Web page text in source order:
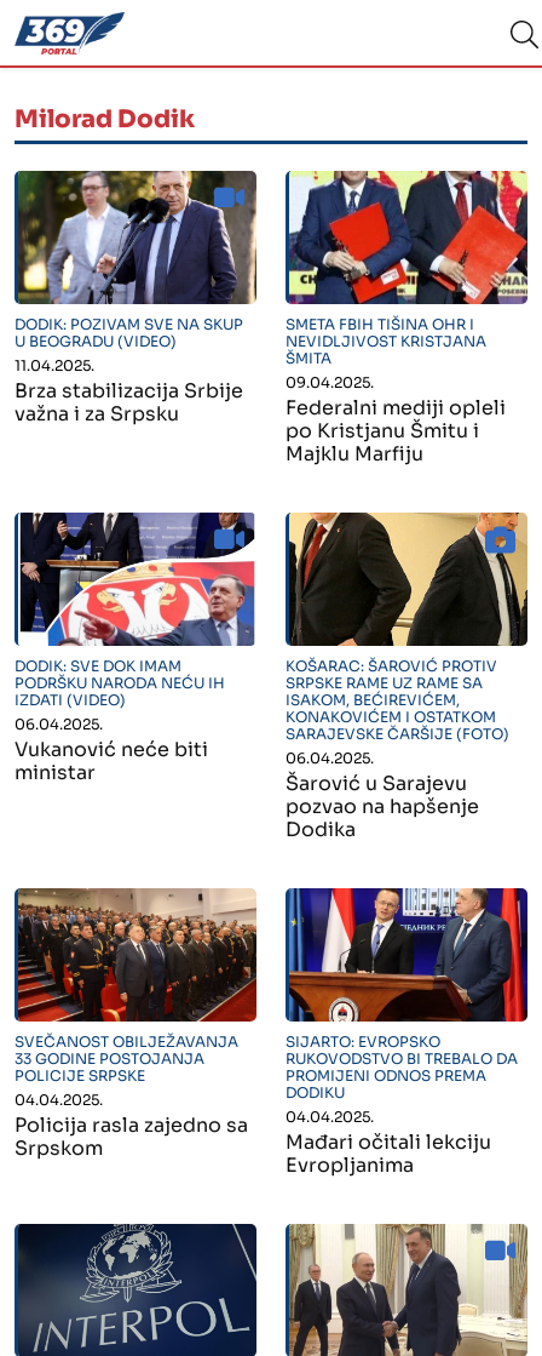
Milorad Dodik
" alt="">
DODIK: POZIVAM SVE NA SKUP
U BEOGRADU (VIDEO)
11.04.2025.
Brza stabilizacija Srbije
važna i za Srpsku
" alt="">
SMETA FBIH TIŠINA OHR I
NEVIDLJIVOST KRISTJANA
ŠMITA
09.04.2025.
Federalni mediji opleli
po Kristjanu Šmitu i
Majklu Marfiju
" alt="">
DODIK: SVE DOK IMAM
PODRŠKU NARODA NEĆU IH
IZDATI (VIDEO)
06.04.2025.
Vukanović neće biti
ministar
" alt="">
KOŠARAC: ŠAROVIĆ PROTIV
SRPSKE RAME UZ RAME SA
ISAKOM, BEĆIREVIĆEM,
KONAKOVIĆEM I OSTATKOM
SARAJEVSKE ČARŠIJE (FOTO)
06.04.2025.
Šarović u Sarajevu
pozvao na hapšenje
Dodika
" alt="">
SVEČANOST OBILJEŽAVANJA
33 GODINE POSTOJANJA
POLICIJE SRPSKE
04.04.2025.
Policija rasla zajedno sa
Srpskom
" alt="">
SIJARTO: EVROPSKO
RUKOVODSTVO BI TREBALO DA
PROMIJENI ODNOS PREMA
DODIKU
04.04.2025.
Mađari očitali lekciju
Evropljanima